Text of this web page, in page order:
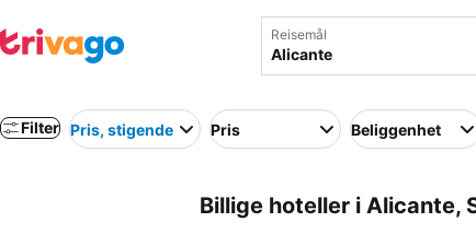
Reisemål
Filter Pris, stigende Pris Beliggenhet
Billige hoteller i Alicante,